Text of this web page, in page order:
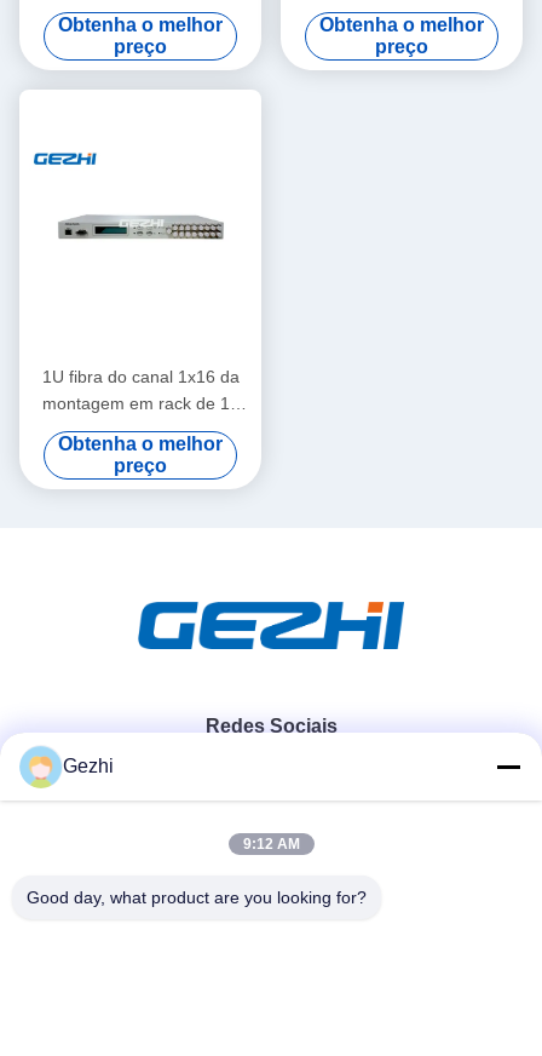
controlo a distância 48pcs
da matriz
Obtenha o melhor
preço
RS232 1x8 do interruptor
Obtenha o melhor
preço
1U fibra do canal 1x16 da
montagem em rack de 19
polegadas interruptores
óticos da multi
Obtenha o melhor
preço
Redes Sociais
Contato rápido
Gezhi
9:12 AM
Good day, what product are you looking for?